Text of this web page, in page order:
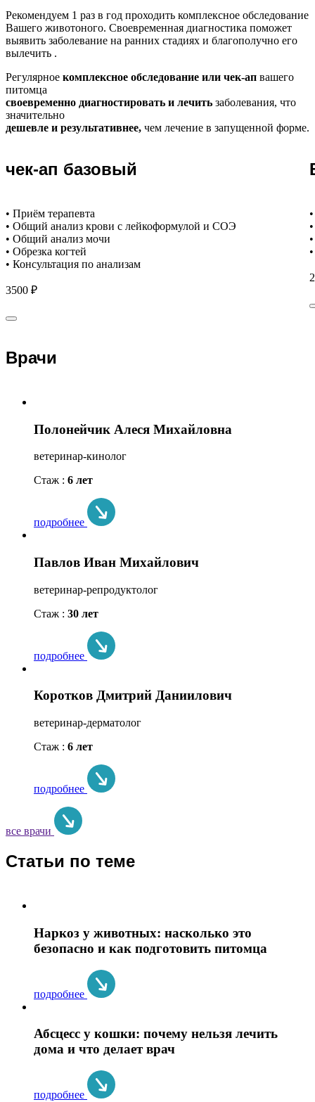
Рекомендуем 1 раз в год проходить комплексное обследование
Вашего животоного. Своевременная диагностика поможет
выявить заболевание на ранних стадиях и благополучно его
вылечить .
Регулярное комплексное обследование или чек-ап вашего
питомца
своевременно диагностировать и лечить заболевания, что
значительно
дешевле и результативнее, чем лечение в запущенной форме.
чек-ап базовый
• Приём терапевта
• Общий анализ крови с лейкоформулой и СОЭ
• Общий анализ мочи
• Обрезка когтей
• Консультация по анализам
3500 ₽
Врачи
Полонейчик Алеся Михайловна
ветеринар-кинолог
Стаж : 6 лет
подробнее
Павлов Иван Михайлович
ветеринар-репродуктолог
Стаж : 30 лет
подробнее
Коротков Дмитрий Даниилович
ветеринар-дерматолог
Стаж : 6 лет
подробнее
все врачи
Статьи по теме
Наркоз у животных: насколько это
безопасно и как подготовить питомца
подробнее
Абсцесс у кошки: почему нельзя лечить
дома и что делает врач
подробнее